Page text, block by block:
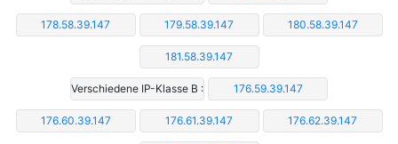
178.58.39.147 179.58.39.147 180.58.39.147
181.58.39.147
Verschiedene IP-Klasse B : 176.59.39.147
176.60.39.147 176.61.39.147 176.62.39.147